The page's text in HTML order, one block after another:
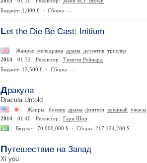
Бюджет: 1,000 £ · Сборы: —
Let the Die Be Cast: Initium
Жанры: мелодрама драма детектив триллер
2014 · 01:32 · Режиссер: Тимоти Рейнард
Бюджет: 12,500 £ · Сборы: —
Дракула
Dracula Untold
Жанры: боевик драма фэнтези военный ужасы
2014 · 01:40 · Режиссер: Гари Шор
Бюджет: 70,000,000 $ · Сборы: 217,124,280 $
Путешествие на Запад
Xi you